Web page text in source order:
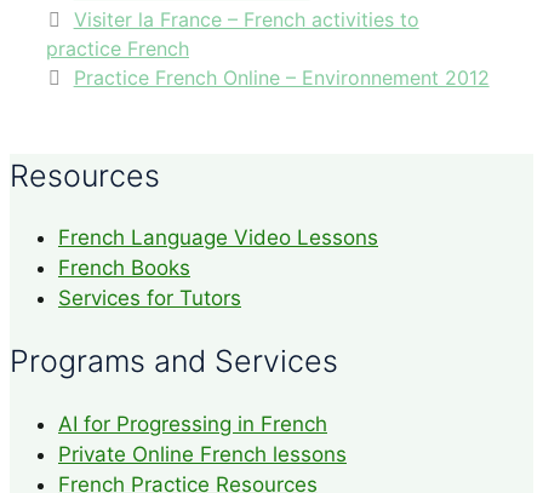
Visiter la France – French activities to
practice French
Practice French Online – Environnement 2012
Resources
French Language Video Lessons
French Books
Services for Tutors
Programs and Services
AI for Progressing in French
Private Online French lessons
French Practice Resources